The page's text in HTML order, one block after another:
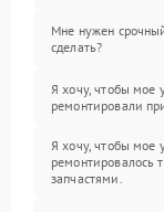
Мне нужен
сделать?
Я хочу, чтобы мое
ремонтировали
Я хочу, чтобы мое
ремонтировалось
запчастями.